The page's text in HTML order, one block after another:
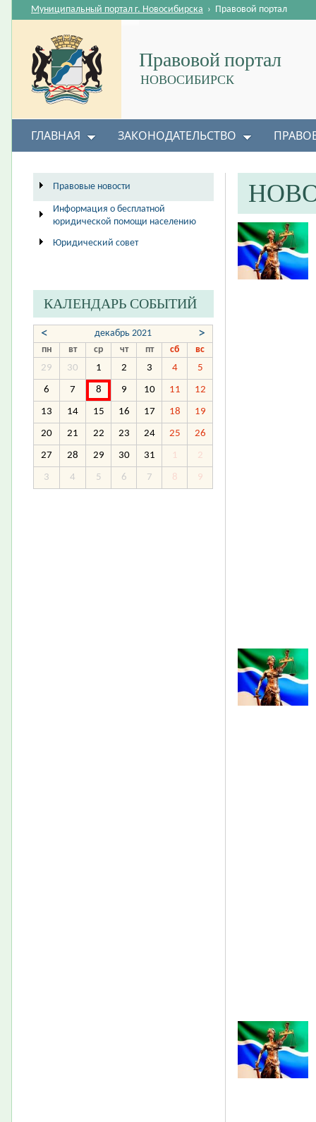
Правовой портал
НОВОСИБИРСК
Муниципальный портал г. Новосибирска › Правовой портал
ГЛАВНАЯ ЗАКОНОДАТЕЛЬСТВО
Правовые новости
Информация о бесплатной
юридической помощи населению
Юридический совет
КАЛЕНДАРЬ СОБЫТИЙ
< декабрь 2021 >
пн вт ср чт пт сб
вс
29
30 1 2 3 4 5
6 7 8 9 10 11 12
13 14 15 16 17 18 19
20 21 22 23 24 25 26
27 28 29 30 31 1 2
3 4 5 6 7 8 9